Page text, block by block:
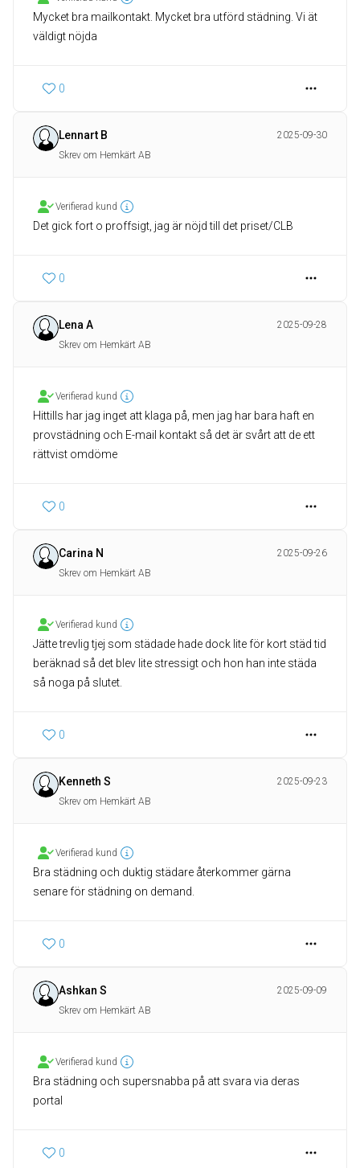
Mycket bra mailkontakt. Mycket bra utförd städning. Vi ät
väldigt nöjda
0
Lennart B
2025-09-30
Skrev om Hemkärt AB
Verifierad kund
Det gick fort o proffsigt, jag är nöjd till det priset/CLB
0
Lena A
2025-09-28
Skrev om Hemkärt AB
Verifierad kund
Hittills har jag inget att klaga på, men jag har bara haft en
provstädning och E-mail kontakt så det är svårt att de ett
rättvist omdöme
0
Carina N
2025-09-26
Skrev om Hemkärt AB
Verifierad kund
Jätte trevlig tjej som städade hade dock lite för kort städ tid
beräknad så det blev lite stressigt och hon han inte städa
så noga på slutet.
0
Kenneth S
2025-09-23
Skrev om Hemkärt AB
Verifierad kund
Bra städning och duktig städare återkommer gärna
senare för städning on demand.
0
Ashkan S
2025-09-09
Skrev om Hemkärt AB
Verifierad kund
Bra städning och supersnabba på att svara via deras
portal
0